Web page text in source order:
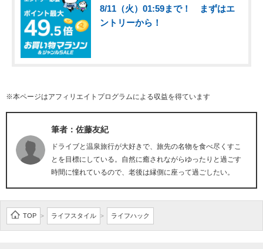
8/11（火）01:59まで！ まずはエ
ントリーから！
※本ページはアフィリエイトプログラムによる収益を得ています
筆者：佐藤友紀
ドライブと温泉旅行が大好きで、旅先の名物を食べ尽くすこ
とを目標にしている。自然に癒されながらゆったりと過ごす
時間に憧れているので、老後は縁側に座って過ごしたい。
TOP > ライフスタイル > ライフハック